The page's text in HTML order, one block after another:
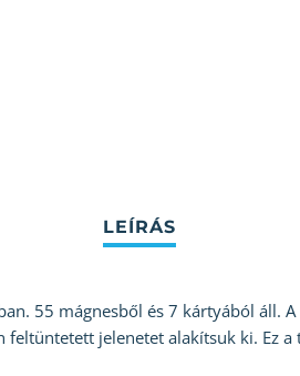
55 mágnesből és 7 kártyából áll.
jelenetet alakítsuk ki. Ez